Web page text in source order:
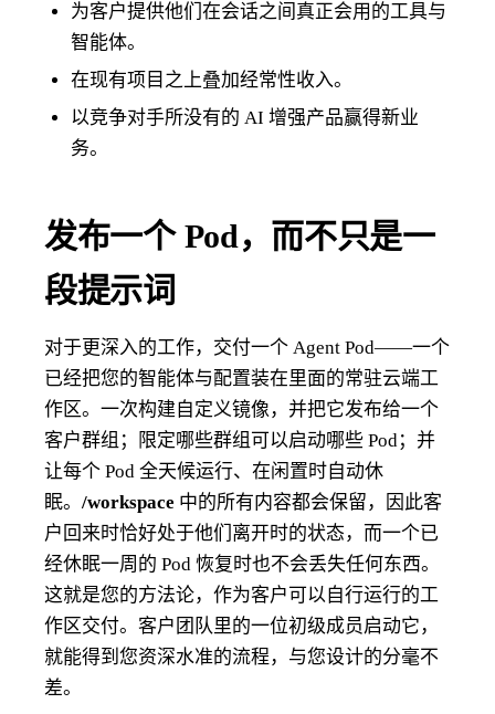
为客户提供他们在会话之间真正会用的工具与
智能体。
在现有项目之上叠加经常性收入。
以竞争对手所没有的 AI 增强产品赢得新业
务。
发布一个 Pod，而不只是一
段提示词
对于更深入的工作，交付一个 Agent Pod——一个
已经把您的智能体与配置装在里面的常驻云端工
作区。一次构建自定义镜像，并把它发布给一个
客户群组；限定哪些群组可以启动哪些 Pod；并
让每个 Pod 全天候运行、在闲置时自动休
眠。 /workspace 中的所有内容都会保留，因此客
户回来时恰好处于他们离开时的状态，而一个已
经休眠一周的 Pod 恢复时也不会丢失任何东西。
这就是您的方法论，作为客户可以自行运行的工
作区交付。客户团队里的一位初级成员启动它，
就能得到您资深水准的流程，与您设计的分毫不
差。